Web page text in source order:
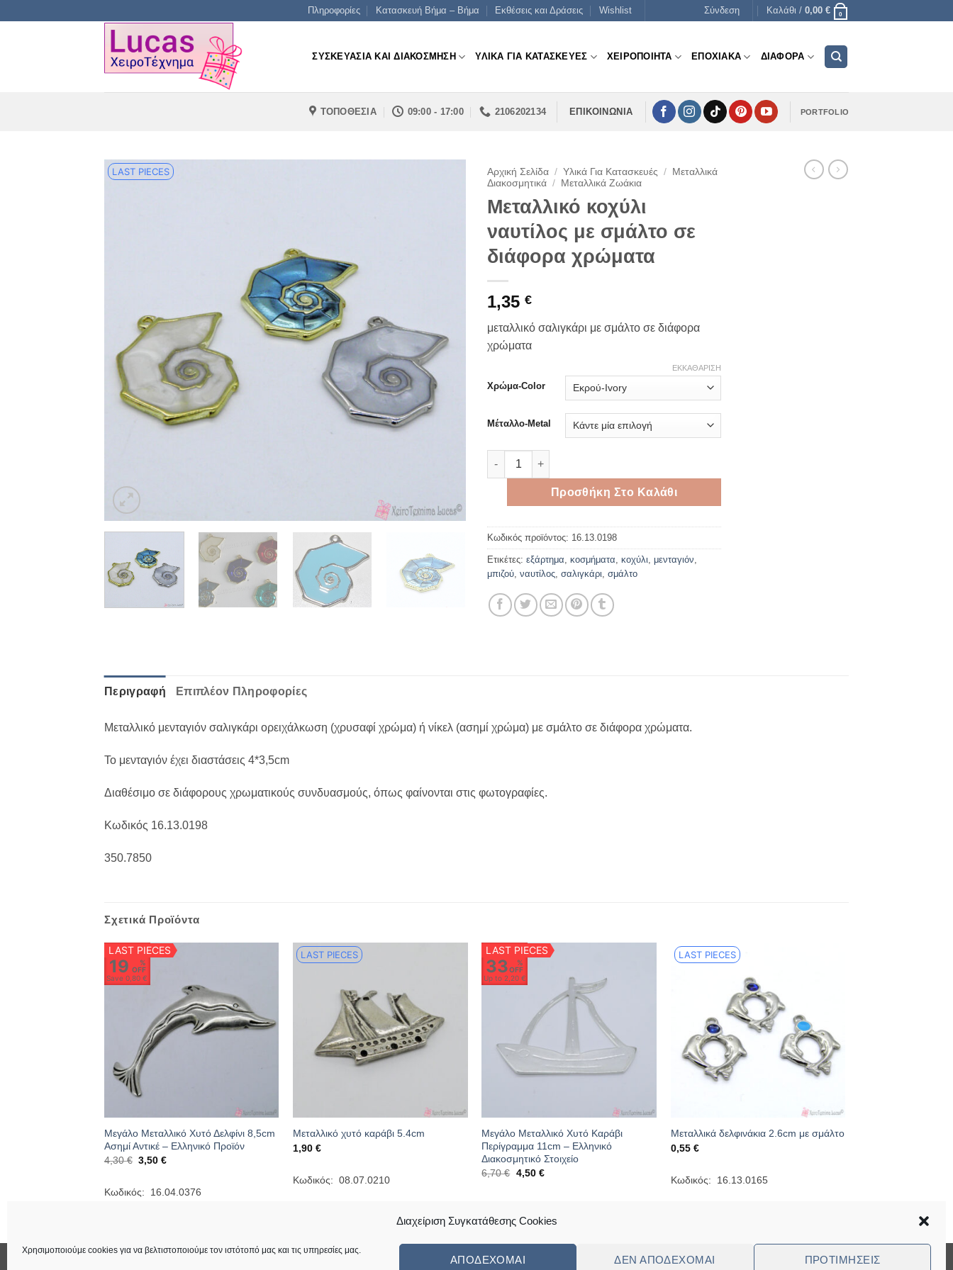
Διαχείριση Συγκατάθεσης Cookies
Χρησιμοποιούμε cookies για να βελτιστοποιούμε τον ιστότοπό μας και τις υπηρεσίες μας.
ΑΠΟΔΈΧΟΜΑΙ ΔΕΝ ΑΠΟΔΈΧΟΜΑΙ ΠΡΟΤΙΜΉΣΕΙΣ
Πληροφορίες Κατασκευή Βήμα – Βήμα Εκθέσεις και Δράσεις Wishlist Σύνδεση Καλάθι / 0,00 € 0
ΣΥΣΚΕΥΑΣΙΑ ΚΑΙ ΔΙΑΚΟΣΜΗΣΗ ΥΛΙΚΑ ΓΙΑ ΚΑΤΑΣΚΕΥΕΣ ΧΕΙΡΟΠΟΙΗΤΑ ΕΠΟΧΙΑΚΑ ΔΙΑΦΟΡΑ
ΤΟΠΟΘΕΣΙΑ 09:00 - 17:00 2106202134 ΕΠΙΚΟΙΝΩΝΙΑ PORTFOLIO
LAST PIECES Αρχική Σελίδα / Υλικά Για Κατασκευές /
Μεταλλικά
Διακοσμητικά / Μεταλλικά Ζωάκια
Μεταλλικό κοχύλι
ναυτίλος με σμάλτο σε
διάφορα χρώματα
1,35 €
μεταλλικό σαλιγκάρι με σμάλτο σε διάφορα
χρώματα
Χρώμα-Color
Μέταλλο-Metal
ΕΚΚΑΘΆΡΙΣΗ
Μεταλλικό κοχύλι ναυτίλος με σμάλτο σε διάφορα χρώματα ποσότητα
Προσθήκη Στο Καλάθι
Κωδικός προϊόντος: 16.13.0198
Ετικέτες: εξάρτημα κοσμήματα κοχύλι μενταγιόν
μπιζού ναυτίλος σαλιγκάρι σμάλτο
Περιγραφή Επιπλέον Πληροφορίες
Μεταλλικό μενταγιόν σαλιγκάρι ορειχάλκωση (χρυσαφί χρώμα) ή νίκελ (ασημί χρώμα) με σμάλτο σε διάφορα χρώματα.
Το μενταγιόν έχει διαστάσεις 4*3,5cm
Διαθέσιμο σε διάφορους χρωματικούς συνδυασμούς, όπως φαίνονται στις φωτογραφίες.
Κωδικός 16.13.0198
350.7850
Σχετικά Προϊόντα
LAST PIECES
19
%
OFF
Save0,80 €
Μεγάλο Μεταλλικό Χυτό Δελφίνι 8,5cm
Ασημί Αντικέ – Ελληνικό Προϊόν
4,30€ Original
4,30 €.
3,50€Η
είναι:
3,50 €.
Κωδικός: 16.04.0376
LAST PIECES
Μεταλλικό χυτό καράβι 5.4cm
1,90€
Κωδικός: 08.07.0210
LAST PIECES
33
%
OFF
Up to 2,20 €
Μεγάλο Μεταλλικό Χυτό Καράβι
Περίγραμμα 11cm – Ελληνικό
Διακοσμητικό Στοιχείο
6,70€ Original
4,50 €Η
LAST PIECES
Μεταλλικά δελφινάκια 2.6cm με σμάλτο
0,55 €
Κωδικός: 16.13.0165
Visa Bank Cash